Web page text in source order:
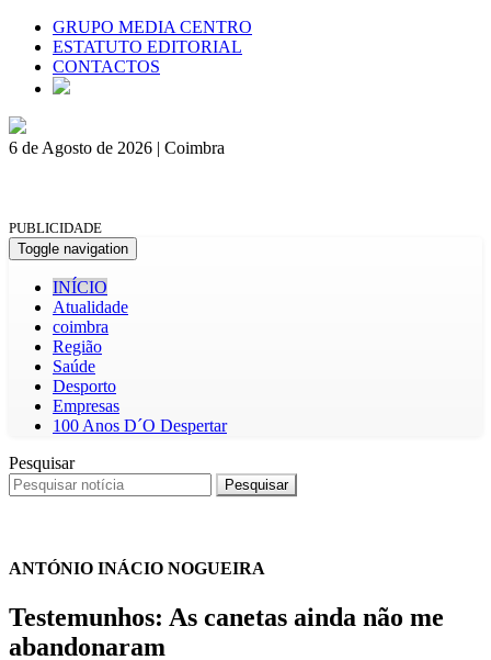
GRUPO MEDIA CENTRO
ESTATUTO EDITORIAL
CONTACTOS
6 de Agosto de 2026 | Coimbra
PUBLICIDADE
Toggle navigation
INÍCIO
Atualidade
coimbra
Região
Saúde
Desporto
Empresas
100 Anos D´O Despertar
Pesquisar
Pesquisar
ANTÓNIO INÁCIO NOGUEIRA
Testemunhos: As canetas ainda não me
abandonaram